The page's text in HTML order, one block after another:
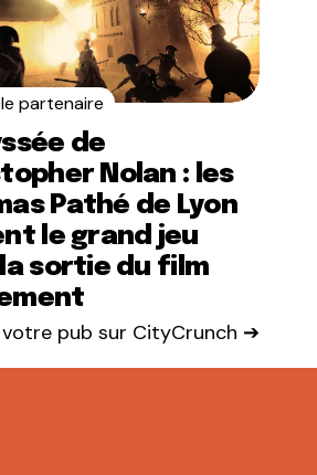
partenaire
de
Nolan : les
Pathé de Lyon
le grand jeu
sortie du film
votre pub sur CityCrunch ➔